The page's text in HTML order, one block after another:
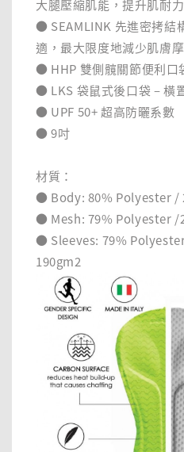
大腿壓縮肌能，提升肌耐力
● SEAMLINK 先進密拷結
適，最大限度地減少肌膚
● HHP 雙側髖關節便利口
● LKS 袋鼠式後口袋 – 橫
● UPF 50+ 超高防曬系數
● 9吋
材質：
● Body: 80% Polyester /
● Mesh: 79% Polyester /
● Sleeves: 79%
190gm2